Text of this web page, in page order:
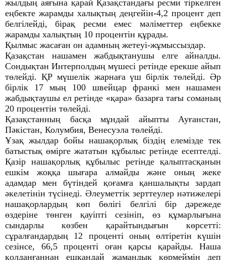
жылдың аяғына қарай Қазақстандағы ресми тіркелген
еңбекте жарамды халықтың деңгейін-4,2 процент деп
белгілейді, бірақ ресми емес мәліметтер еңбекке
жарамды халықтың 10 процентін құрады.
Қылмыс жасаған он адамның жетеуі-жұмыссыздар.
Қазақстан нашамен жабдықтанушы елге айналды.
Сондықтан Интерполдың мүшесі ретінде ерекше айып
төлейді. ҚР мүшелік жарнаға үш бірлік төлейді. Әр
бірлік 17 мың 100 швейцар франкі мен нашамен
жабдықтаушы ел ретінде «қара» базарға тағы соманың
20 процентін төлейді.
Қазақстанның басқа мұндай айыпты Ауғанстан,
Пәкістан, Колумбия, Венесуэла төлейді.
Ұзақ жылдар бойы нашақорлық біздің елемізде тек
батыстық өмірге жататын құбылыс ретінде есептелді.
Қазір нашақорлық құбылыс ретінде қалыптасқанын
ешкім жоққа шығара алмайды және оның жеке
адамдар мен бүтіндей қоғамға қаншалықты зардап
әкелетінін түсінеді. Әлеуметтік зерттеулер нәтижелері
нашақорлардың көп бөлігі белгілі бір дәрежеде
өздеріне төнген қауіпті сезініп, өз құмарлығына
сындарлы көзбен қарайтындығын көрсетті:
сұралғандардың 12 проценті оның өлтіретін күшін
сезінсе, 66,5 проценті оған қарсы қарайды. Наша
қолданғаннан ешқандай жамандық көрмеймін деп